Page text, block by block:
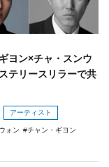
ヨン×チャ・スンウ
テリースリラーで共
アーティスト
ォン
チャン・ギヨン